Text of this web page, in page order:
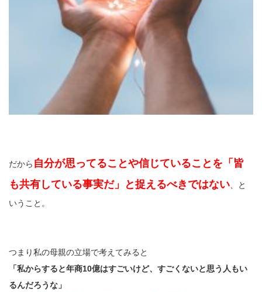
だから 自分が思ってることや信じていることを「皆
も共有している事実だ」と捉えるべきではない 、と
いうこと。
つまり私の母親の立場で考えてみると
「私からすると年商10億はすごいけど、すごくないと思う人もい
るんだろうな」